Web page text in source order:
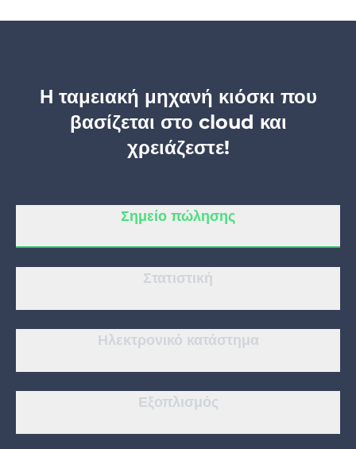
Κομμωτήριο
Σαλόνι μανικιούρ
Κοσμητολογία
Η ταμειακή μηχανή κιόσκι που
βασίζεται στο cloud και
χρειάζεστε!
Σημείο πώλησης
Στατιστική
Ηλεκτρονικό κατάστημα
Εξοπλισμός